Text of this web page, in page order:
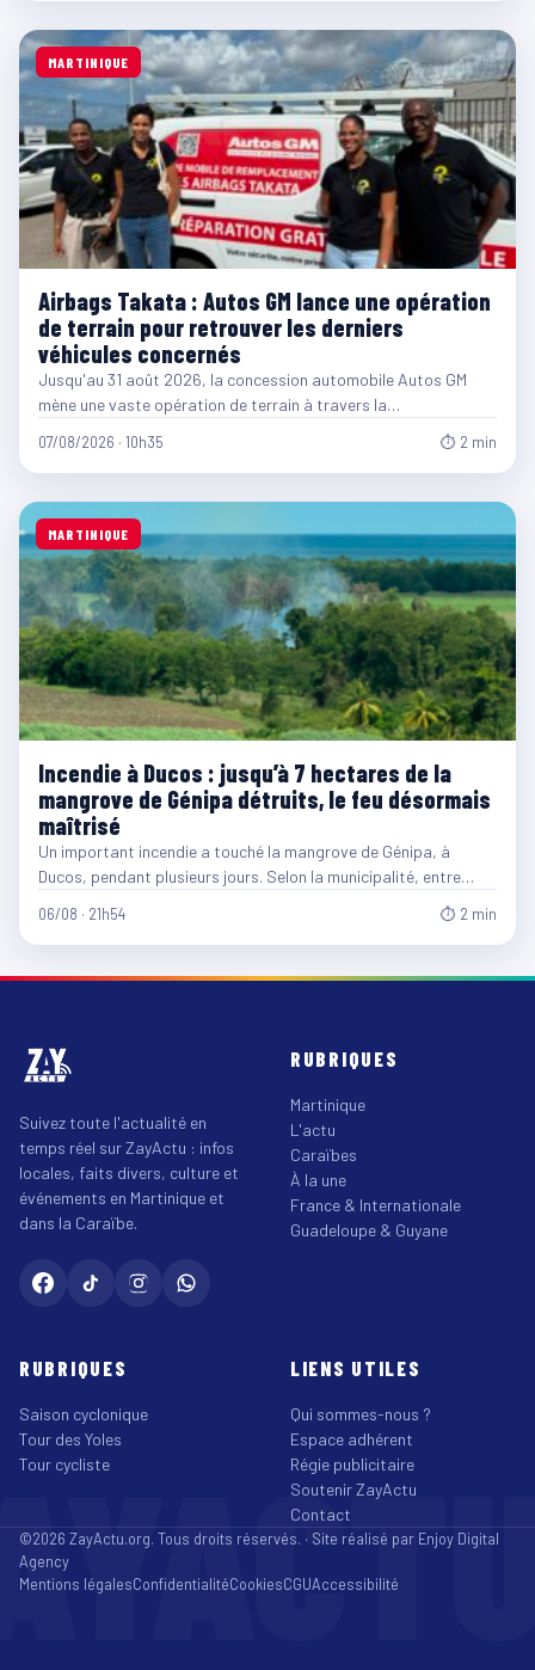
MARTINIQUE
Airbags Takata : Autos GM lance une opération
de terrain pour retrouver les derniers
véhicules concernés
Jusqu'au 31 août 2026, la concession automobile Autos GM
mène une vaste opération de terrain à travers la…
07/08/2026 · 10h35 ⏱ 2 min
MARTINIQUE
Incendie à Ducos : jusqu’à 7 hectares de la
mangrove de Génipa détruits, le feu désormais
maîtrisé
Un important incendie a touché la mangrove de Génipa, à
Ducos, pendant plusieurs jours. Selon la municipalité, entre…
06/08 · 21h54 ⏱ 2 min
Suivez toute l'actualité en
temps réel sur ZayActu : infos
locales, faits divers, culture et
événements en Martinique et
dans la Caraïbe.
RUBRIQUES
Martinique
L'actu
Caraïbes
À la une
France & Internationale
Guadeloupe & Guyane
RUBRIQUES
Saison cyclonique
Tour des Yoles
Tour cycliste
LIENS UTILES
Qui sommes-nous ?
Espace adhérent
Régie publicitaire
Soutenir ZayActu
Contact
©2026 ZayActu.org. Tous droits réservés. · Site réalisé par Enjoy Digital
Agency
Mentions légalesConfidentialitéCookiesCGUAccessibilité